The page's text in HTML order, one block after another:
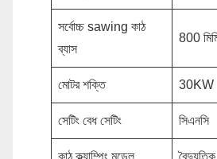
সর্বোচ্চ sawing কাঠ
ব্যাস
800
মোটর শক্তি 30KW
সেটিং বেধ সেটিং সিএনসি